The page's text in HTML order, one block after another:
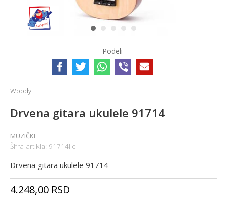
1 2 3 4 5
Podeli
Woody
Drvena gitara ukulele 91714
MUZIČKE
Šifra artikla: 91714lic
Drvena gitara ukulele 91714
4.248,00 RSD